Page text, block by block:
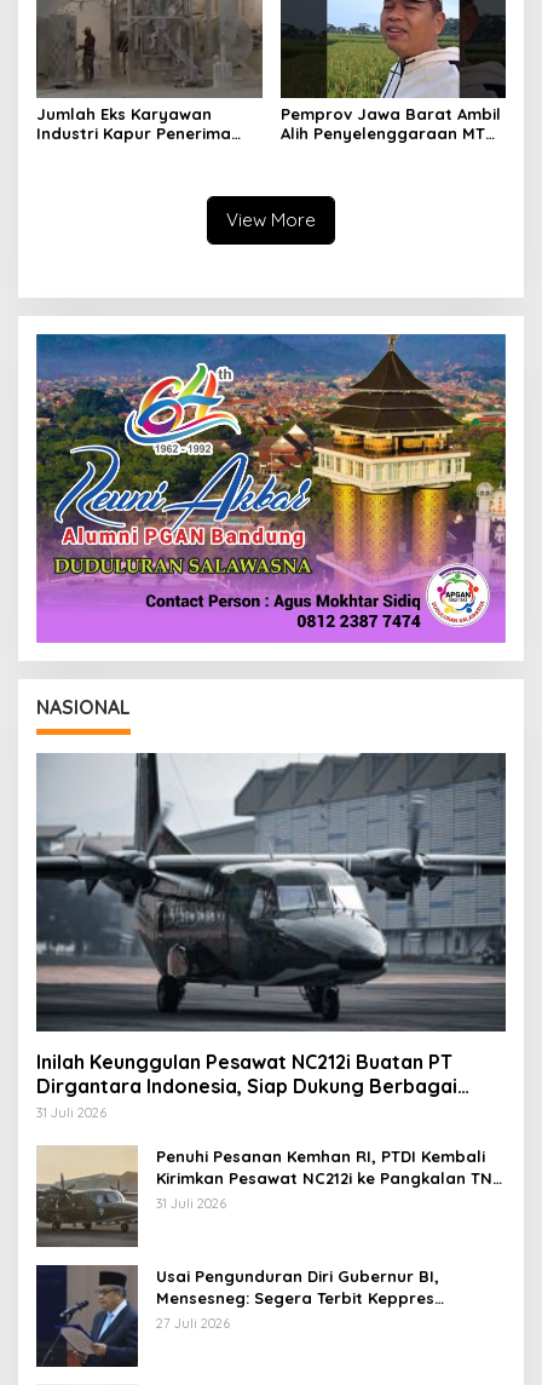
Jumlah Eks Karyawan
Industri Kapur Penerima
Pemprov Jawa Barat Ambil
Alih Penyelenggaraan MTQ
View More
NASIONAL
Inilah Keunggulan Pesawat NC212i Buatan PT
Dirgantara Indonesia, Siap Dukung Berbagai
Operasi TNI
31 Juli 2026
Penuhi Pesanan Kemhan RI, PTDI Kembali
Kirimkan Pesawat NC212i ke Pangkalan TNI
AU
31 Juli 2026
Usai Pengunduran Diri Gubernur BI,
Mensesneg: Segera Terbit Keppres
Pemberhentian dengan Hormat
27 Juli 2026